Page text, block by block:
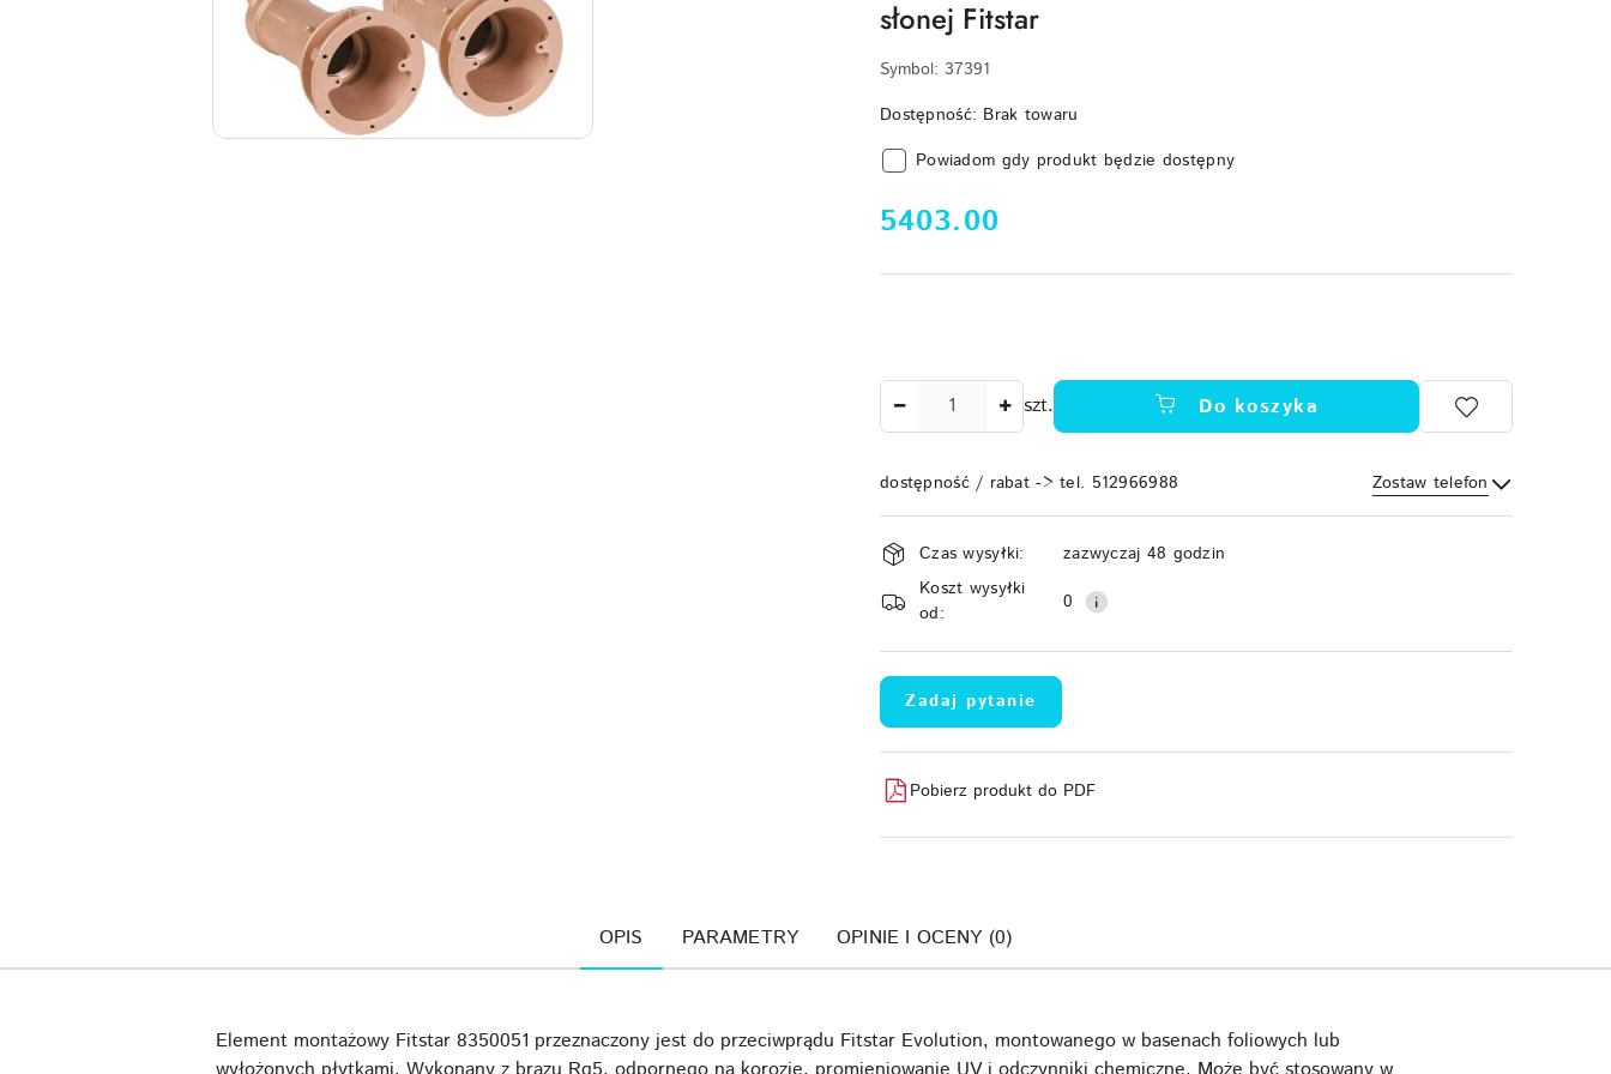
słonej Fitstar
Symbol: 37391
Dostępność: Brak towaru
Powiadom gdy produkt będzie dostępny
cena:
5403.00
szt. Do koszyka
dostępność / rabat -> tel. 512966988 Zostaw telefon
Wyślij
Dostępność
i
dostawa
Czas wysyłki:
zazwyczaj 48 godzin
Koszt wysyłki
od:
0
Zadaj pytanie
Pobierz produkt do PDF
OPIS PARAMETRY OPINIE I OCENY (0)
Element montażowy Fitstar 8350051 przeznaczony jest do przeciwprądu Fitstar Evolution, montowanego w basenach foliowych lub